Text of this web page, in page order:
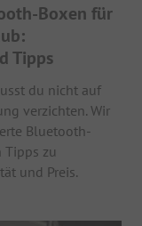
Boxen für
Tipps
du nicht auf
verzichten. Wir
Bluetooth-
Tipps zu
und Preis.